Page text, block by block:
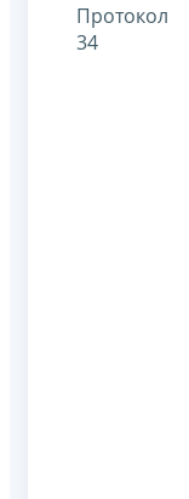
Протокол
34